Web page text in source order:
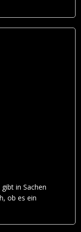
in Sachen
ob es ein